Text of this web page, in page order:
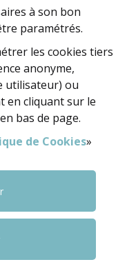
Cedex
FACEBOOK
YOUTUBE
à son bon
paramétrés.
les cookies tiers
anonyme,
utilisateur) ou
en cliquant sur le
bas de page.
de Cookies»